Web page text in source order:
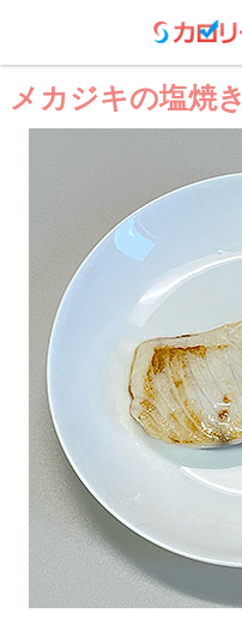
メカジキの塩焼き